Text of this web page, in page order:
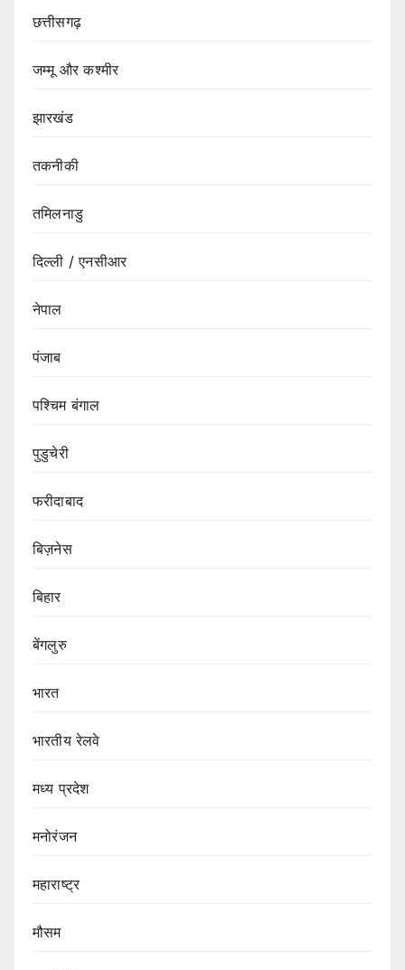
छत्तीसगढ़
जम्मू और कश्मीर
झारखंड
तकनीकी
तमिलनाडु
दिल्ली / एनसीआर
नेपाल
पंजाब
पश्चिम बंगाल
पुडुचेरी
फरीदाबाद
बिज़नेस
बिहार
बेंगलुरु
भारत
भारतीय रेलवे
मध्य प्रदेश
मनोरंजन
महाराष्ट्र
मौसम